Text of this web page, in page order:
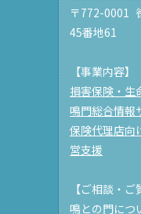
〒772-0001
45番地61
【事業内容】
損害保険・生
鳴門総合情報
保険代理店向
営支援
【ご相談・ご
鳴との門につ